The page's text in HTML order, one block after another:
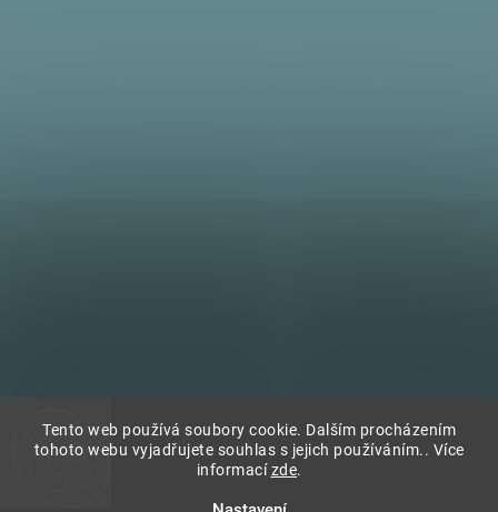
Tento web používá soubory cookie. Dalším procházením
tohoto webu vyjadřujete souhlas s jejich používáním.. Více
informacízde.
Sledovat na Instagramu